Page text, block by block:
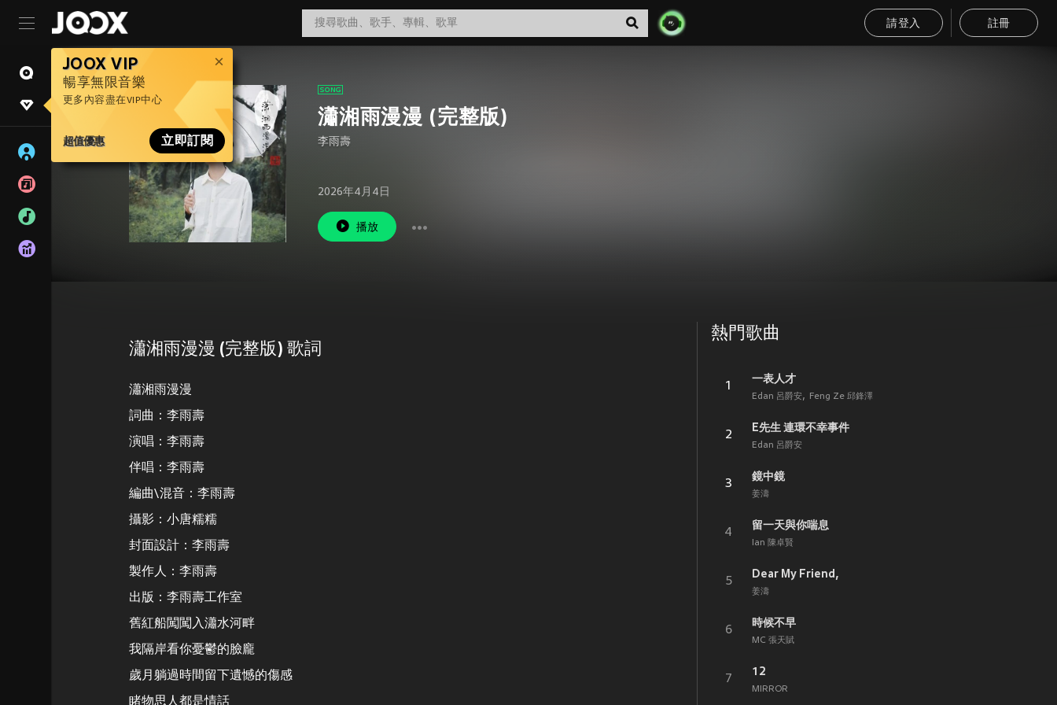
請登入 註冊
JOOX VIP
暢享無限音樂
更多內容盡在VIP中心
超值優惠 立即訂閱
瀟湘雨漫漫 (完整版)
李雨壽
2026年4月4日
播放
瀟湘雨漫漫 (完整版) 歌詞
瀟湘雨漫漫
詞曲：李雨壽
演唱：李雨壽
伴唱：李雨壽
編曲\混音：李雨壽
攝影：小唐糯糯
封面設計：李雨壽
製作人：李雨壽
出版：李雨壽工作室
舊紅船闖闖入瀟水河畔
我隔岸看你憂鬱的臉龐
歲月躺過時間留下遺憾的傷感
睹物思人都是情話
熱門歌曲
1
一表人才
Edan 呂爵安 Feng Ze 邱鋒澤
2
E先生 連環不幸事件
Edan 呂爵安
3
鏡中鏡
姜濤
4
留一天與你喘息
Ian 陳卓賢
5
Dear My Friend,
姜濤
6
時候不早
MC 張天賦
7
12
MIRROR